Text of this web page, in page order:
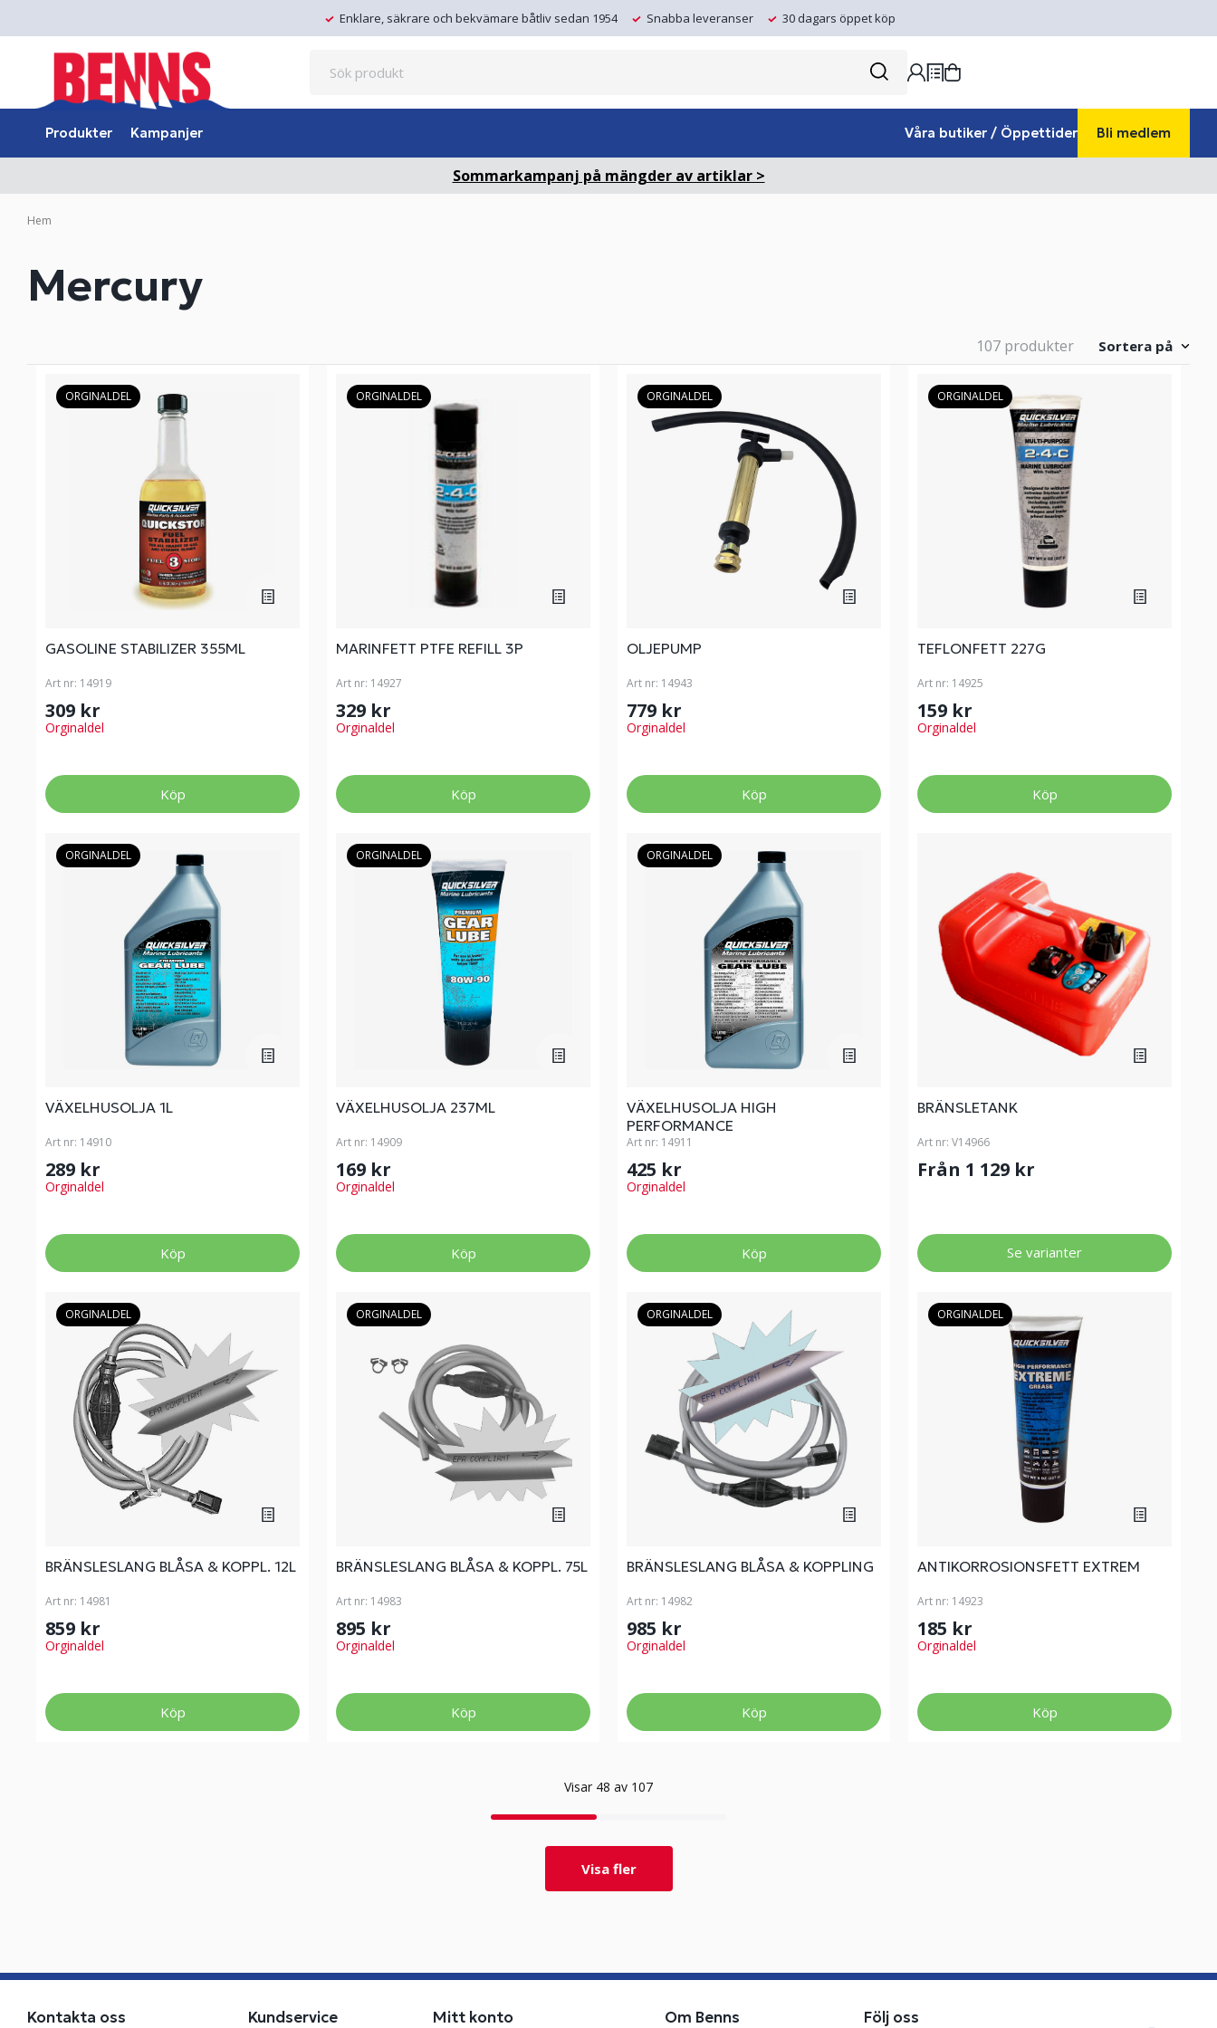
Enklare, säkrare och bekvämare båtliv sedan 1954 Snabba leveranser 30 dagars öppet köp
Produkter Kampanjer Våra butiker / Öppettider Bli medlem
Sommarkampanj på mängder av artiklar >
Hem
Mercury
107 produkter Sortera på
ORGINALDEL
GASOLINE STABILIZER 355ML
Art nr: 14919
309 kr
Orginaldel
Köp
ORGINALDEL
MARINFETT PTFE REFILL 3P
Art nr: 14927
329 kr
Orginaldel
Köp
ORGINALDEL
OLJEPUMP
Art nr: 14943
779 kr
Orginaldel
Köp
ORGINALDEL
TEFLONFETT 227G
Art nr: 14925
159 kr
Orginaldel
Köp
ORGINALDEL
VÄXELHUSOLJA 1L
Art nr: 14910
289 kr
Orginaldel
Köp
ORGINALDEL
VÄXELHUSOLJA 237ML
Art nr: 14909
169 kr
Orginaldel
Köp
ORGINALDEL
VÄXELHUSOLJA HIGH
PERFORMANCE
Art nr: 14911
425 kr
Orginaldel
Köp
BRÄNSLETANK
Art nr: V14966
Från 1 129 kr
Se varianter
ORGINALDEL
BRÄNSLESLANG BLÅSA & KOPPL. 12L
Art nr: 14981
859 kr
Orginaldel
Köp
ORGINALDEL
BRÄNSLESLANG BLÅSA & KOPPL. 75L
Art nr: 14983
895 kr
Orginaldel
Köp
ORGINALDEL
BRÄNSLESLANG BLÅSA & KOPPLING
Art nr: 14982
985 kr
Orginaldel
Köp
ORGINALDEL
ANTIKORROSIONSFETT EXTREM
Art nr: 14923
185 kr
Orginaldel
Köp
Visar 48 av 107
Visa fler
Kontakta oss Kundservice Mitt konto Om Benns Följ oss